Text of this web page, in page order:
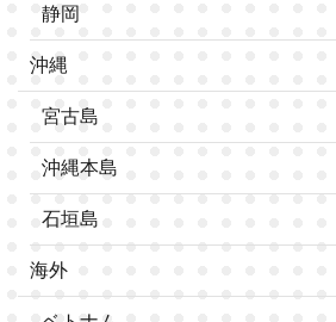
静岡
沖縄
宮古島
沖縄本島
石垣島
海外